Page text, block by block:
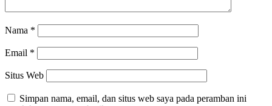
Nama *
Email *
Situs Web
Simpan nama, email, dan situs web saya pada peramban ini